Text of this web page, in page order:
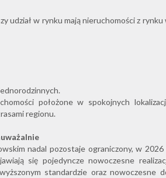
udział w rynku mają nieruchomości z
położone w spokojnych
regionu.
nadal pozostaje ograniczony, w 2026
się pojedyncze nowoczesne
standardzie oraz nowoczesne